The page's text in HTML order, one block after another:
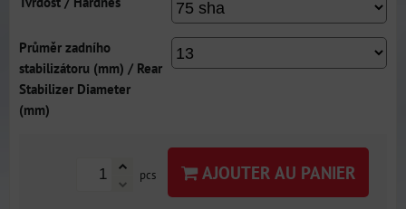
Průměr zadního
stabilizátoru (mm) / Rear
Stabilizer Diameter
(mm)
pcs AJOUTER AU PANIER